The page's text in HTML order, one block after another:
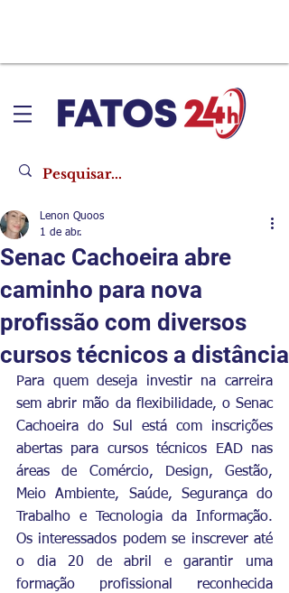
Senac Cachoeira abre
caminho para nova
profissão com diversos
cursos técnicos a distância
Lenon Quoos
1 de abr.
Para quem deseja investir na carreira
sem abrir mão da flexibilidade, o Senac
Cachoeira do Sul está com inscrições
abertas para cursos técnicos EAD nas
áreas de Comércio, Design, Gestão,
Meio Ambiente, Saúde, Segurança do
Trabalho e Tecnologia da Informação.
Os interessados podem se inscrever até
o dia 20 de abril e garantir uma
formação profissional reconhecida